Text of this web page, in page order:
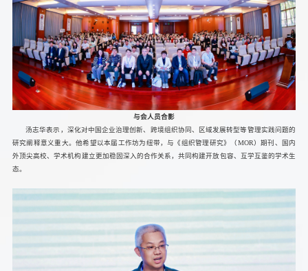
与会人员合影
汤志华表示，深化对中国企业治理创新、跨境组织协同、区域发展转型等管理实践问题的
研究阐释意义重大。他希望以本届工作坊为纽带，与《组织管理研究》（MOR）期刊、国内
外顶尖高校、学术机构建立更加稳固深入的合作关系，共同构建开放包容、互学互鉴的学术生
态。